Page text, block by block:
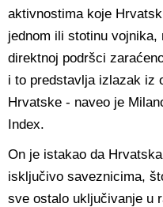
aktivnostima koje
jednom ili stotinu
direktnoj podršci
i to predstavlja izlazak iz
Hrvatske - naveo je
Index.
On je istakao da
isključivo saveznicima,
sve ostalo uključivanje u